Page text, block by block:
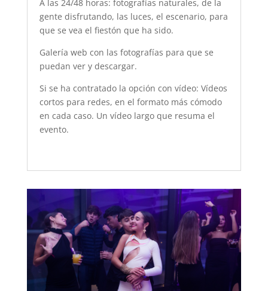
A las 24/48 horas: fotografías naturales, de la
gente disfrutando, las luces, el escenario, para
que se vea el fiestón que ha sido.
Galería web con las fotografías para que se
puedan ver y descargar.
Si se ha contratado la opción con vídeo: Vídeos
cortos para redes, en el formato más cómodo
en cada caso. Un vídeo largo que resuma el
evento.